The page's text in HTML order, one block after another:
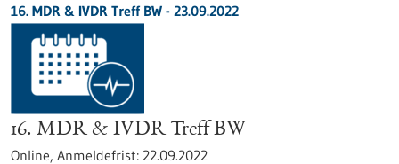
16. MDR & IVDR Treff BW - 23.09.2022
16. MDR & IVDR Treff BW
Online, Anmeldefrist: 22.09.2022